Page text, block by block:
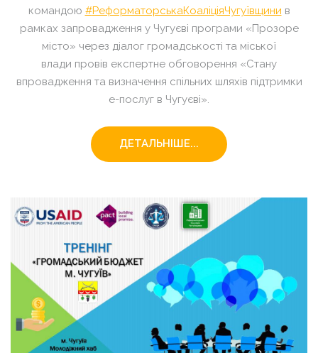
командою #РеформаторськаКоаліціяЧугуївщини в
рамках запровадження у Чугуєві програми «Прозоре
місто» через діалог громадськості та міської
влади провів експертне обговорення «Стану
впровадження та визначення спільних шляхів підтримки
е-послуг в Чугуєві».
ДЕТАЛЬНІШЕ...